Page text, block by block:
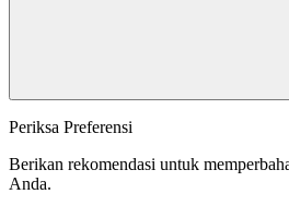
Periksa Preferensi
Berikan rekomendasi untuk
Anda.